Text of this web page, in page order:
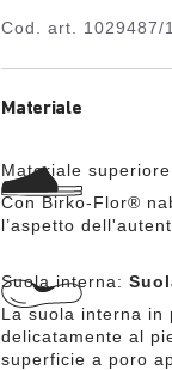
Cod. art. 1029487/
Materiale
Materiale
Con Birko-Flor®
l’aspetto
Suola interna:
La suola interna in
delicatamente al
superficie a poro